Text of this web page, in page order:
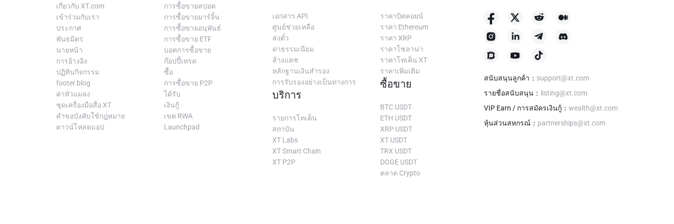
เกี่ยวกับ XT.com
เข้าร่วมกับเรา
ประกาศ
พันธมิตร
นายหน้า
การอ้างอิง
ปฏิทินกิจกรรม
footer.blog
ค่าหัวแมลง
ชุดเครื่องมือสื่อ XT
คำขอบังคับใช้กฎหมาย
ดาวน์โหลดแอป
การซื้อขายสปอต
การซื้อขายมาร์จิ้น
การซื้อขายอนุพันธ์
การซื้อขาย ETF
บอตการซื้อขาย
ก๊อปปี้เทรด
ซื้อ
การซื้อขาย P2P
ได้รับ
เงินกู้
เขต RWA
Launchpad
เอกสาร API
ศูนย์ช่วยเหลือ
ส่งตั๋ว
ค่าธรรมเนียม
ล้างแคช
หลักฐานเงินสำรอง
การรับรองอย่างเป็นทางการ
บริการ
รายการโทเค็น
สถาบัน
XT Labs
XT Smart Chain
XT P2P
ราคาบิตคอยน์
ราคา Ethereum
ราคา XRP
ราคาโซลาน่า
ราคาโทเค็น XT
ราคาเพิ่มเติม
ซื้อขาย
BTC USDT
ETH USDT
XRP USDT
XT USDT
TRX USDT
DOGE USDT
ตลาด Crypto
สนับสนุนลูกค้า ： support@xt.com
รายชื่อสนับสนุน ：
listing@xt.com
VIP Earn / การสมัครเงินกู้ ： wealth@xt.com
หุ้นส่วนสหกรณ์ ： partnerships@xt.com